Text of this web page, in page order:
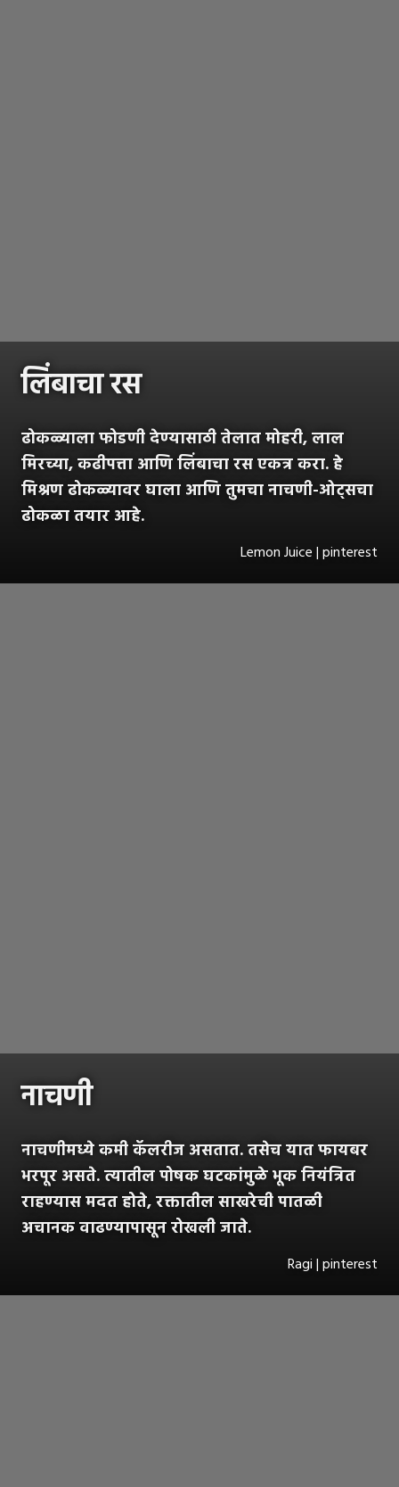
लिंबाचा रस
ढोकळ्याला फोडणी देण्यासाठी तेलात मोहरी, लाल
मिरच्या, कढीपत्ता आणि लिंबाचा रस एकत्र करा. हे
मिश्रण ढोकळ्यावर घाला आणि तुमचा नाचणी-ओट्सचा
ढोकळा तयार आहे.
Lemon Juice | pinterest
नाचणी
नाचणीमध्ये कमी कॅलरीज असतात. तसेच यात फायबर
भरपूर असते. त्यातील पोषक घटकांमुळे भूक नियंत्रित
राहण्यास मदत होते, रक्तातील साखरेची पातळी
अचानक वाढण्यापासून रोखली जाते.
Ragi | pinterest